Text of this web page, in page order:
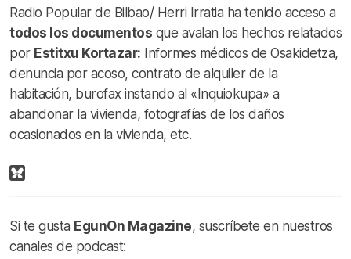
Radio Popular de Bilbao/ Herri Irratia ha tenido acceso a
todos los documentos que avalan los hechos relatados
por Estitxu Kortazar: Informes médicos de Osakidetza,
denuncia por acoso, contrato de alquiler de la
habitación, burofax instando al «Inquiokupa» a
abandonar la vivienda, fotografías de los daños
ocasionados en la vivienda, etc.
Si te gusta EgunOn Magazine, suscríbete en nuestros
canales de podcast: